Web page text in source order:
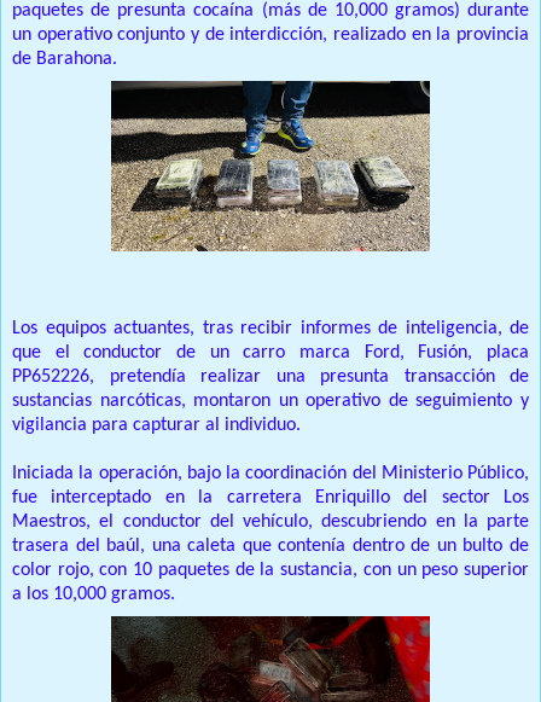
paquetes de presunta cocaína (más de 10,000 gramos) durante
un operativo conjunto y de interdicción, realizado en la provincia
de Barahona.
Los equipos actuantes, tras recibir informes de inteligencia, de
que el conductor de un carro marca Ford, Fusión, placa
PP652226, pretendía realizar una presunta transacción de
sustancias narcóticas, montaron un operativo de seguimiento y
vigilancia para capturar al individuo.
Iniciada la operación, bajo la coordinación del Ministerio Público,
fue interceptado en la carretera Enriquillo del sector Los
Maestros, el conductor del vehículo, descubriendo en la parte
trasera del baúl, una caleta que contenía dentro de un bulto de
color rojo, con 10 paquetes de la sustancia, con un peso superior
a los 10,000 gramos.